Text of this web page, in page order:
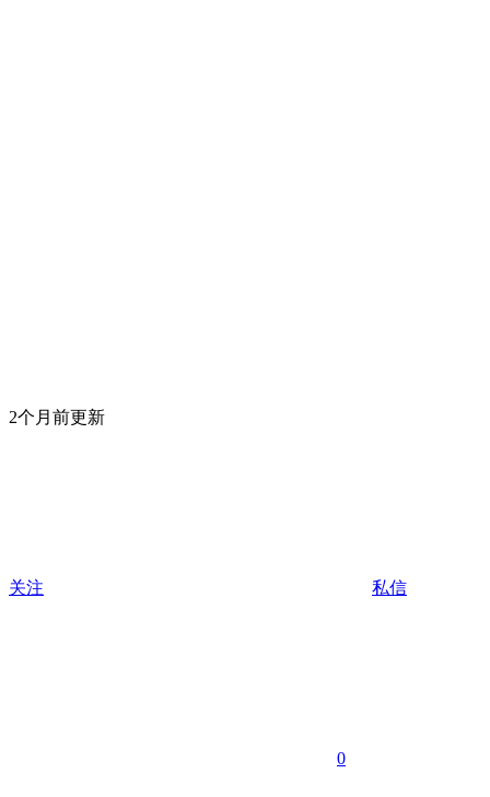
2个月前更新
关注 私信
0